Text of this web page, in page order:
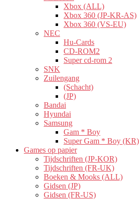
Xbox (ALL)
Xbox 360 (JP-KR-AS)
Xbox 360 (VS-EU)
NEC
Hu-Cards
CD-ROM2
Super cd-rom 2
SNK
Zuilengang
(Schacht)
(JP)
Bandai
Hyundai
Samsung
Gam * Boy
Super Gam * Boy (KR)
Games op papier
Tijdschriften (JP-KOR)
Tijdschriften (FR-UK)
Boeken & Mooks (ALL)
Gidsen (JP)
Gidsen (FR-US)